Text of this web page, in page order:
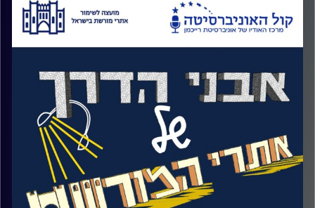
בשבי.
למחרת הקרב וללא כל מידע עליו, פירסם אבא קובנר דף קרבי
שגינה את נפילת הקיבוץ וזילזל בהקרבתם של הלוחמים:
לאחר שנים, הוקמה ועדת חקירה שטיהרה את שמם, היה סבב
סליחות והתפרסם סיפור הגבורה של מירה בן ארי שלמרות
שירתה בקצין מצרי מטווח אפס זכתה לכבוד על אומץ ליבה
אפילו בתקשורת המצרית.
האזינו לאורי טולידאנו מראיין את אלימור פריד, מנהלת בית ספר
שדה שקמים באתר ניצנים הישנה על גבורת הקרב, מבצע
תינוק, הערמומיות של מעפילי שבתאי לוז'ינסקי והארמון היפה
שעומד שם עד היום